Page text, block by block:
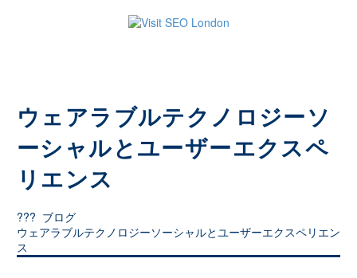
ウェアラブルテクノロジーソ
ーシャルとユーザーエクスペ
リエンス
??? ブログ
ウェアラブルテクノロジーソーシャルとユーザーエクスペリエン
ス